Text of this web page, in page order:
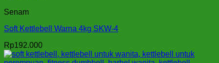
Senam
Soft Kettlebell Warna 4kg SKW-4
Rp192.000